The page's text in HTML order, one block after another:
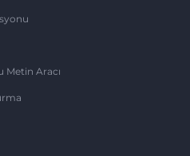
Metin Aracı